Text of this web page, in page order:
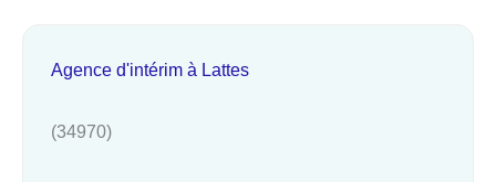
Agence d'intérim à Lattes
(34970)